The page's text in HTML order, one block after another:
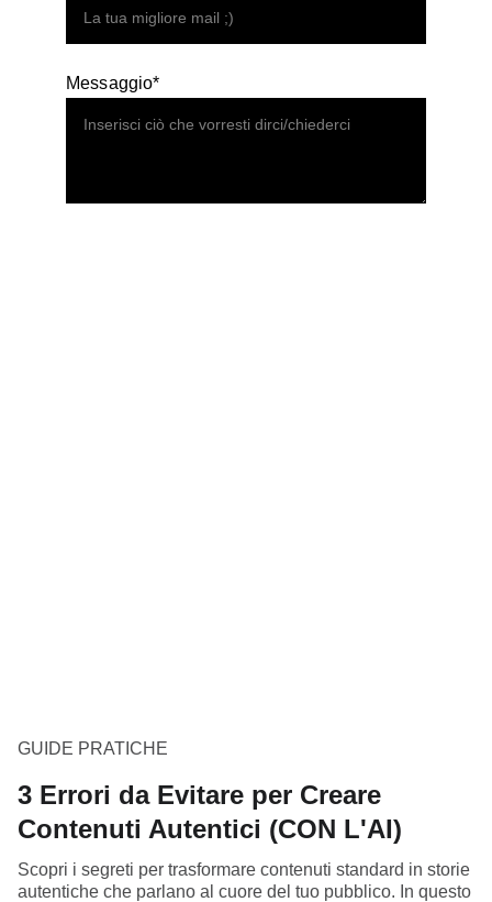
Messaggio*
GUIDE PRATICHE
3 Errori da Evitare per Creare
Contenuti Autentici (CON L'AI)
Scopri i segreti per trasformare contenuti standard in storie
autentiche che parlano al cuore del tuo pubblico. In questo